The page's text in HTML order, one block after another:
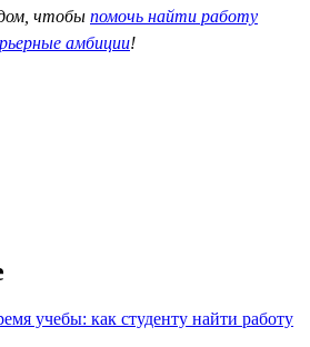
чтобы помочь найти работу
амбиции!